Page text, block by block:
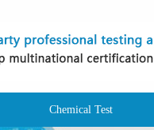
Chemical Test